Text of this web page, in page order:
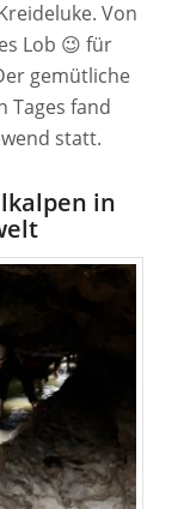
Von
Lob 😉 für
gemütliche
Tages fand
statt.
in